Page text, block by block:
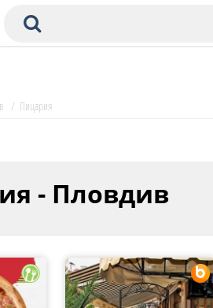
СОФИЯ
/ Пицария
- Пловдив